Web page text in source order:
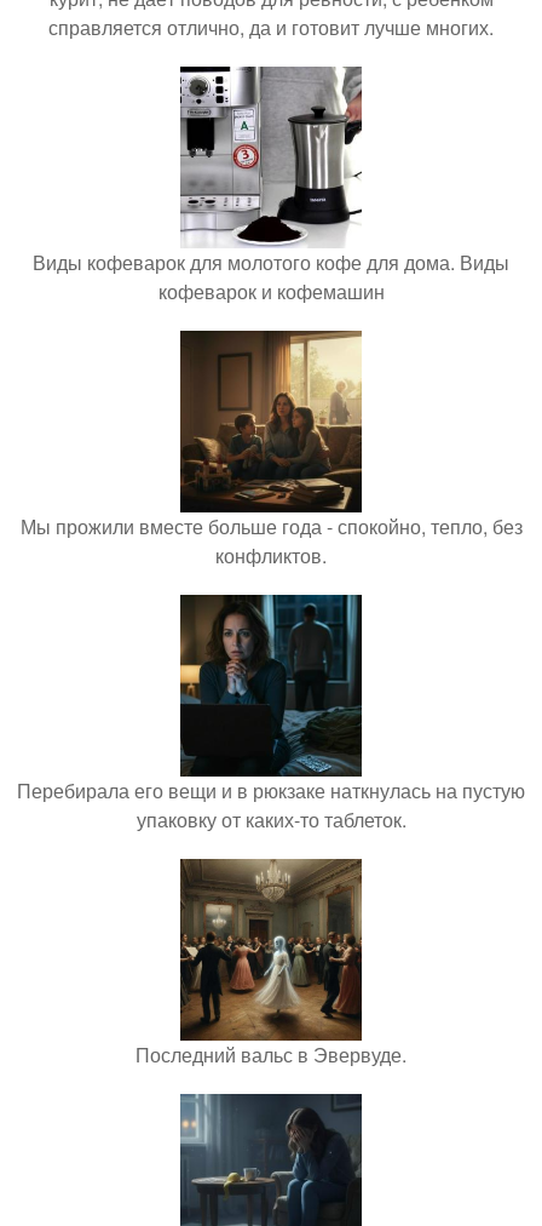
справляется отлично, да и готовит лучше многих.
Виды кофеварок для молотого кофе для дома. Виды
кофеварок и кофемашин
Мы прожили вместе больше года - спокойно, тепло, без
конфликтов.
Перебирала его вещи и в рюкзаке наткнулась на пустую
упаковку от каких-то таблеток.
Последний вальс в Эвервуде.